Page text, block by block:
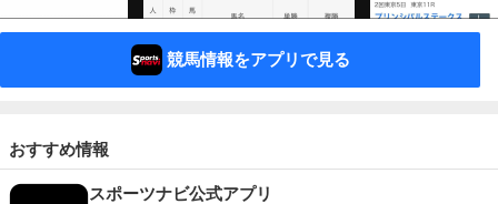
競馬情報をアプリで見る
おすすめ情報
スポーツナビ公式アプリ